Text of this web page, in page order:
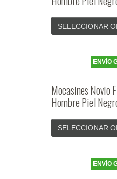
SELECCIONAR
ENVÍO
Mocasines Novio
Hombre Piel
SELECCIONAR
ENVÍO